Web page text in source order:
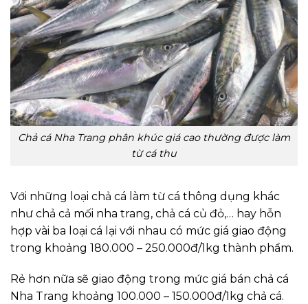
Chả cá Nha Trang phân khúc giá cao thường được làm
từ cá thu
Với những loại chả cá làm từ cá thông dụng khác
như chả cả mối nha trang, chả cá củ đỏ,… hay hỗn
hợp vài ba loại cá lại với nhau có mức giá giao động
trong khoảng 180.000 – 250.000đ/1kg thành phẩm.
Rẻ hơn nữa sẽ giao động trong mức giá bán chả cá
Nha Trang khoảng 100.000 – 150.000đ/1kg chả cá.